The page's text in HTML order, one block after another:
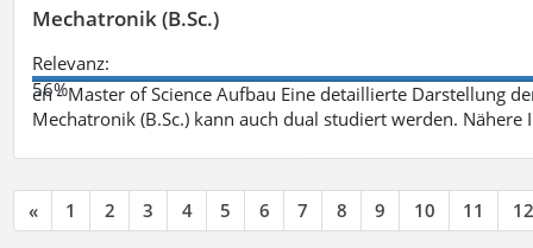
Mechatronik (B.Sc.)
Relevanz:
56%
en - Master of Science Aufbau Eine detaillierte Darstellung
Mechatronik (B.Sc.) kann auch dual studiert werden.
« 1 2 3 4 5 6 7 8 9 10 11 12